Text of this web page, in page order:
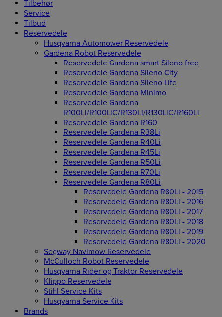
Tilbehør
Service
Tilbud
Reservedele
Husqvarna Automower Reservedele
Gardena Robot Reservedele
Reservedele Gardena smart Sileno free
Reservedele Gardena Sileno City
Reservedele Gardena Sileno Life
Reservedele Gardena Minimo
Reservedele Gardena
R100Li/R100LiC/R130Li/R130LiC/R160Li
Reservedele Gardena R160
Reservedele Gardena R38Li
Reservedele Gardena R40Li
Reservedele Gardena R45Li
Reservedele Gardena R50Li
Reservedele Gardena R70Li
Reservedele Gardena R80Li
Reservedele Gardena R80Li - 2015
Reservedele Gardena R80Li - 2016
Reservedele Gardena R80Li - 2017
Reservedele Gardena R80Li - 2018
Reservedele Gardena R80Li - 2019
Reservedele Gardena R80Li - 2020
Segway Navimow Reservedele
McCulloch Robot Reservedele
Husqvarna Rider og Traktor Reservedele
Klippo Reservedele
Stihl Service Kits
Husqvarna Service Kits
Brands